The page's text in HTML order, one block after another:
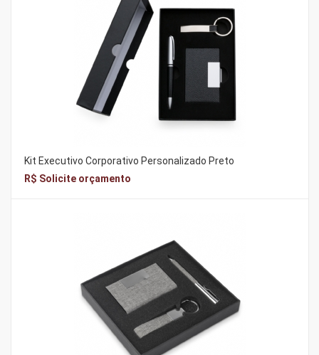
Kit Executivo Corporativo Personalizado Preto
R$ Solicite orçamento